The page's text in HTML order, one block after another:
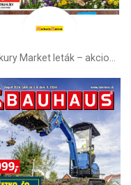
Merkury Market leták –⁠ akciová ponuka